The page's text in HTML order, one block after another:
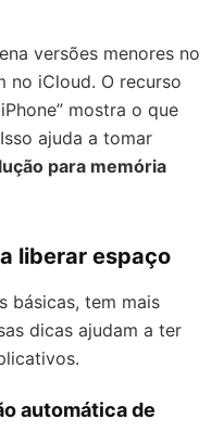
versões menores no
no iCloud. O recurso
mostra o que
ajuda a tomar
para memória
liberar espaço
básicas, tem mais
dicas ajudam a ter
automática de